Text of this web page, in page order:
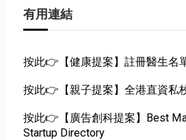
有用連結
按此👉【健康提案】註冊醫生名
按此👉【親子提案】全港直資私
按此👉【廣告創科提案】Best
Startup Directory